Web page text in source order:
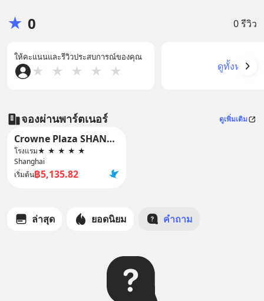
★ 0 0 รีวิว
ให้คะแนนและรีวิวประสบการณ์ของคุณ
★ ★ ★ ★ ★ ดูทั้งหมด
จองผ่านพาร์ตเนอร์ ดูเพิ่มเติม
Crowne Plaza SHANGHAI NANJING ROAD by IHG
โรงแรม★ ★ ★ ★ ★
Shanghai
เริ่มต้น฿5,135.82
ล่าสุด ยอดนิยม คำถาม